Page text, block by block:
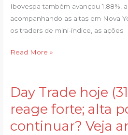
Ibovespa também avançou 1,88%,
acompanhando as altas em Nova
os traders de mini-índice, as ações
Read More »
Day Trade hoje
reage forte; alta
continuar? Veja
Day
Trade
hoje
(31):